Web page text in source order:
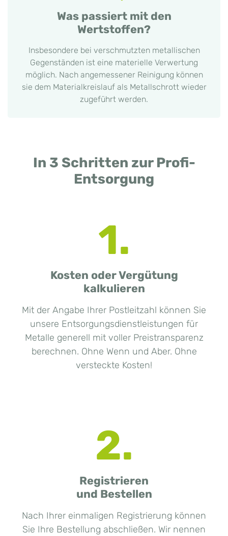
Was passiert mit den
Wertstoffen?
Insbesondere bei verschmutzten metallischen
Gegenständen ist eine materielle Verwertung
möglich. Nach angemessener Reinigung können
sie dem Materialkreislauf als Metallschrott wieder
zugeführt werden.
In 3 Schritten zur Profi-
Entsorgung
1.
Kosten oder Vergütung
kalkulieren
Mit der Angabe Ihrer Postleitzahl können Sie
unsere Entsorgungsdienstleistungen für
Metalle generell mit voller Preistransparenz
berechnen. Ohne Wenn und Aber. Ohne
versteckte Kosten!
2.
Registrieren
und Bestellen
Nach Ihrer einmaligen Registrierung können
Sie Ihre Bestellung abschließen. Wir nennen